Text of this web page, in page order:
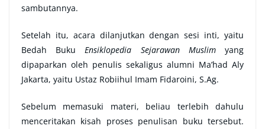
sambutannya.
Setelah itu, acara dilanjutkan dengan sesi inti, yaitu
Bedah BukuEnsiklopedia Sejarawan Muslimyang
dipaparkan oleh penulis sekaligus alumni Ma’had Aly
Jakarta, yaitu Ustaz Robiihul Imam Fidaroini, S.Ag.
Sebelum memasuki materi, beliau terlebih dahulu
menceritakan kisah proses penulisan buku tersebut.